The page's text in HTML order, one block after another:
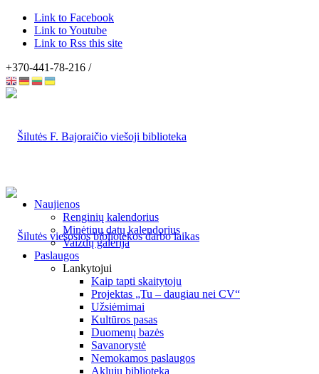
Link to Facebook
Link to Youtube
Link to Rss this site
+370-441-78-216 /
Naujienos
Renginių kalendorius
Minėtinų datų kalendorius
Vaizdų galerija
Paslaugos
Lankytojui
Kaip tapti skaitytoju
Projektas „Tu – daugiau nei CV“
Užsiėmimai
Kultūros pasas
Duomenų bazės
Savanorystė
Nemokamos paslaugos
Aklųjų biblioteka